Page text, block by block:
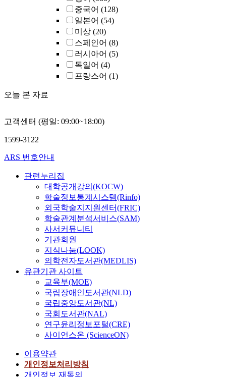
중국어 (128)
일본어 (54)
미상 (20)
스페인어 (8)
러시아어 (5)
독일어 (4)
프랑스어 (1)
오늘 본 자료
고객센터 (평일: 09:00~18:00)
1599-3122
ARS 번호안내
관련누리집
대학공개강의(KOCW)
학술정보통계시스템(Rinfo)
외국학술지지원센터(FRIC)
학술관계분석서비스(SAM)
사서커뮤니티
기관회원
지식나눔(LOOK)
의학전자도서관(MEDLIS)
유관기관 사이트
교육부(MOE)
국립장애인도서관(NLD)
국립중앙도서관(NL)
국회도서관(NAL)
연구윤리정보포털(CRE)
사이언스온 (ScienceON)
이용약관
개인정보처리방침
개인정보 재동의